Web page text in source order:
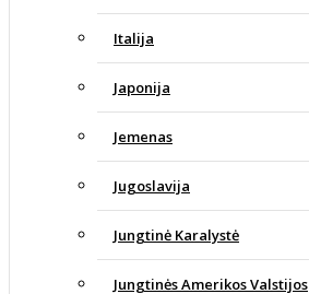
Italija
Japonija
Jemenas
Jugoslavija
Jungtinė Karalystė
Jungtinės Amerikos Valstijos